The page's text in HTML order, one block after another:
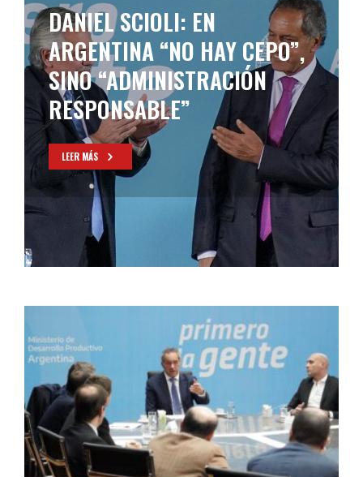
DANIEL SCIOLI: EN
ARGENTINA “NO HAY CEPO”,
SINO “ADMINISTRACIÓN
RESPONSABLE”
LEER MÁS